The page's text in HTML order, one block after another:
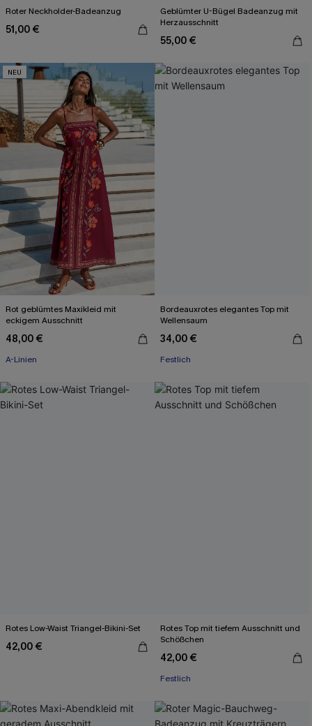
Roter Neckholder-Badeanzug
51,00 €
Geblümter U-Bügel Badeanzug mit
Herzausschnitt
55,00 €
NEU
Rot geblümtes Maxikleid mit
eckigem Ausschnitt
48,00 €
A-Linien
Bordeauxrotes elegantes Top mit
Wellensaum
34,00 €
Festlich
Rotes Low-Waist Triangel-Bikini-Set
42,00 €
Rotes Top mit tiefem Ausschnitt und
Schößchen
42,00 €
Festlich